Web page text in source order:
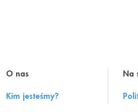
O nas
Kim jesteśmy?
Na